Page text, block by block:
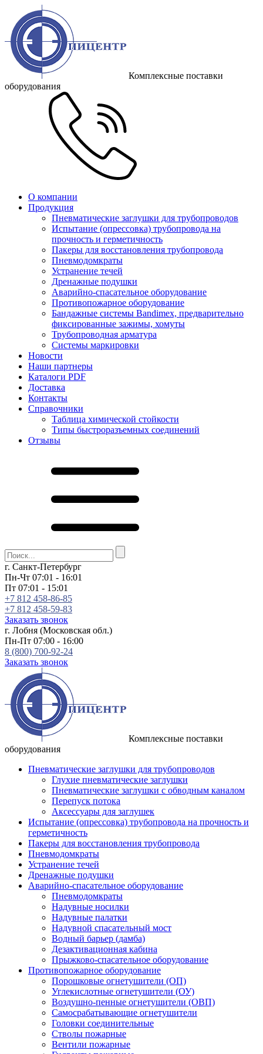
Комплексные поставки
оборудования
О компании
Продукция
Пневматические заглушки для трубопроводов
Испытание (опрессовка) трубопровода на
прочность и герметичность
Пакеры для восстановления трубопровода
Пневмодомкраты
Устранение течей
Дренажные подушки
Аварийно-спасательное оборудование
Противопожарное оборудование
Бандажные системы Bandimex, предварительно
фиксированные зажимы, хомуты
Трубопроводная арматура
Системы маркировки
Новости
Наши партнеры
Каталоги PDF
Доставка
Контакты
Справочники
Таблица химической стойкости
Типы быстроразъемных соединений
Отзывы
г. Санкт-Петербург
Пн-Чт 07:01 - 16:01
Пт 07:01 - 15:01
+7 812 458-86-85
+7 812 458-59-83
Заказать звонок
г. Лобня (Московская обл.)
Пн-Пт 07:00 - 16:00
8 (800) 700-92-24
Заказать звонок
Комплексные поставки
оборудования
Пневматические заглушки для трубопроводов
Глухие пневматические заглушки
Пневматические заглушки с обводным каналом
Перепуск потока
Аксессуары для заглушек
Испытание (опрессовка) трубопровода на прочность и
герметичность
Пакеры для восстановления трубопровода
Пневмодомкраты
Устранение течей
Дренажные подушки
Аварийно-спасательное оборудование
Пневмодомкраты
Надувные носилки
Надувные палатки
Надувной спасательный мост
Водный барьер (дамба)
Дезактивационная кабина
Прыжково-спасательное оборудование
Противопожарное оборудование
Порошковые огнетушители (ОП)
Углекислотные огнетушители (ОУ)
Воздушно-пенные огнетушители (ОВП)
Самосрабатывающие огнетушители
Головки соединительные
Стволы пожарные
Вентили пожарные